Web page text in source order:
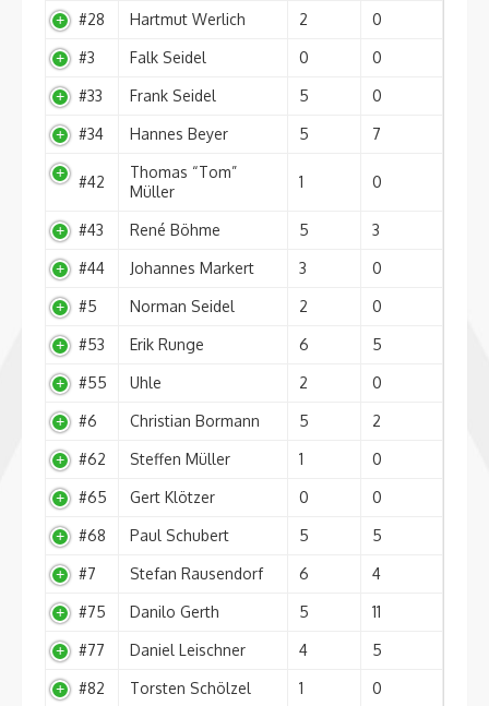
#28 Hartmut Werlich 2 0
#3 Falk Seidel 0 0
#33 Frank Seidel 5 0
#34 Hannes Beyer 5 7
#42
Thomas “Tom”
Müller
1 0
#43 René Böhme 5 3
#44 Johannes Markert 3 0
#5 Norman Seidel 2 0
#53 Erik Runge 6 5
#55 Uhle 2 0
#6 Christian Bormann 5 2
#62 Steffen Müller 1 0
#65 Gert Klötzer 0 0
#68 Paul Schubert 5 5
#7 Stefan Rausendorf 6 4
#75 Danilo Gerth 5 11
#77 Daniel Leischner 4 5
#82 Torsten Schölzel 1 0